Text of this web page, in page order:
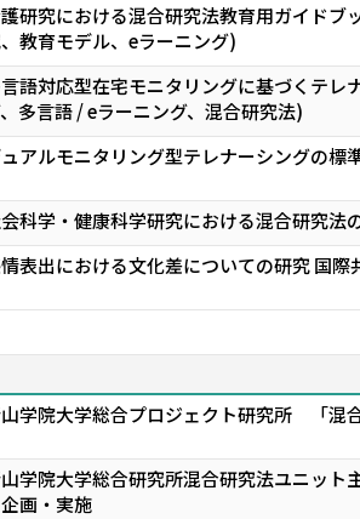
研究における混合研究法教育用ガイドブ
教育モデル、eラーニング)
語対応型在宅モニタリングに基づくテレ
多言語 / eラーニング、混合研究法)
アルモニタリング型テレナーシングの標
科学・健康科学研究における混合研究法
表出における文化差についての研究 国際
学院大学総合プロジェクト研究所 「混
学院大学総合研究所混合研究法ユニッ
画・実施